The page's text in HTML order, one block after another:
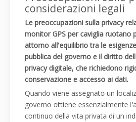
considerazioni legali
Le preoccupazioni sulla privacy
monitor GPS per caviglia ruotano
attorno all'equilibrio tra le
pubblica del governo e il diritto
privacy digitale, che richiedono
conservazione e accesso ai dati.
Quando viene assegnato un
governo ottiene essenzialmente
continuo della vita privata di un